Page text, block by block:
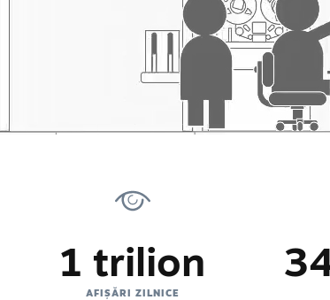
1 trilion
AFIȘĂRI ZILNICE